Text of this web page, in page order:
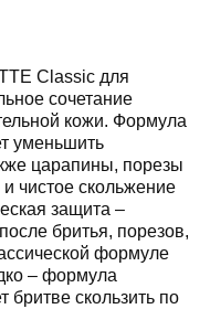
Classic для
сочетание
кожи. Формула
уменьшить
царапины, порезы
чистое скольжение
защита –
бритья, порезов,
формуле
– формула
бритве скользить по